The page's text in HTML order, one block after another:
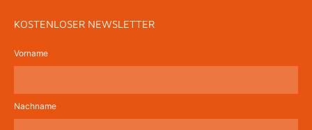
KOSTENLOSER NEWSLETTER
Vorname
Nachname